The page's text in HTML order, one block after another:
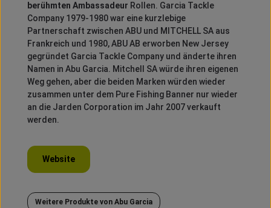
berühmten Ambassadeur Rollen. Garcia Tackle
Company 1979-1980 war eine kurzlebige
Partnerschaft zwischen ABU und MITCHELL SA aus
Frankreich und 1980, ABU AB erworben New Jersey
gegründet Garcia Tackle Company und änderte ihren
Namen in Abu Garcia. Mitchell SA würde ihren eigenen
Weg gehen, aber die beiden Marken würden wieder
zusammen unter dem Pure Fishing Banner nur wieder
an die Jarden Corporation im Jahr 2007 verkauft
werden.
Website
Weitere Produkte von Abu Garcia